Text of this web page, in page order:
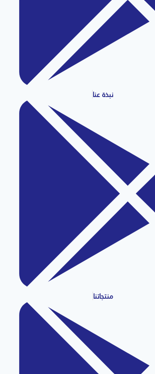
نبذة عنا
منتجاتنا